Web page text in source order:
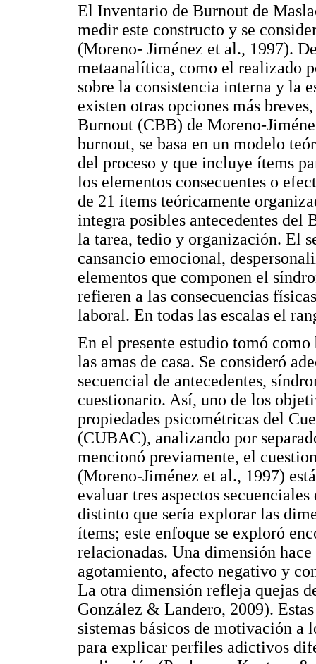
El Inventario de Burnout de
medir este constructo y se
(Moreno- Jiménez et al., 1997).
metaanalítica, como el realizado
sobre la consistencia interna y la
existen otras opciones más
Burnout (CBB) de Moreno-
burnout, se basa en un modelo
del proceso y que incluye ítems
los elementos consecuentes o
de 21 ítems teóricamente
integra posibles antecedentes del
la tarea, tedio y organización. El
cansancio emocional,
elementos que componen el
refieren a las consecuencias
laboral. En todas las escalas el
En el presente estudio tomó
las amas de casa. Se consideró
secuencial de antecedentes,
cuestionario. Así, uno de los
propiedades psicométricas del
(CUBAC), analizando por
mencionó previamente, el
(Moreno-Jiménez et al., 1997)
evaluar tres aspectos
distinto que sería explorar las
ítems; este enfoque se exploró
relacionadas. Una dimensión
agotamiento, afecto negativo y
La otra dimensión refleja quejas
González & Landero, 2009).
sistemas básicos de motivación a
para explicar perfiles adictivos